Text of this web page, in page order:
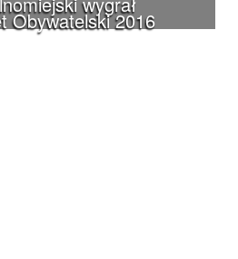
Obywatelski 2016